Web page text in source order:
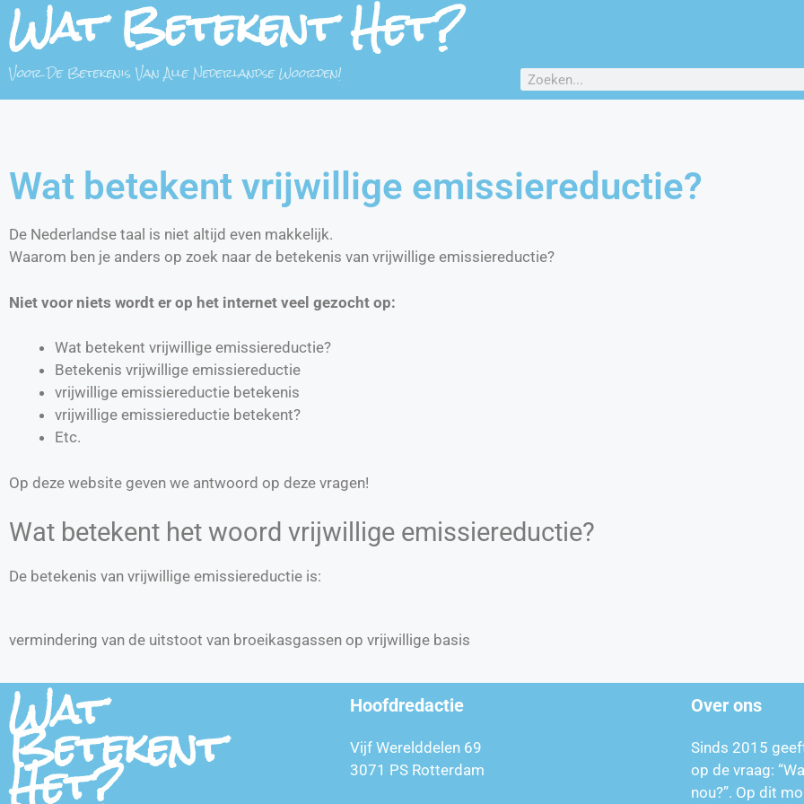
Wat Betekent Het?
Voor De Betekenis Van Alle Nederlandse Woorden!
Wat betekent vrijwillige emissiereductie?
De Nederlandse taal is niet altijd even makkelijk.
Waarom ben je anders op zoek naar de betekenis van vrijwillige emissiereductie?
Niet voor niets wordt er op het internet veel gezocht op:
Wat betekent vrijwillige emissiereductie?
Betekenis vrijwillige emissiereductie
vrijwillige emissiereductie betekenis
vrijwillige emissiereductie betekent?
Etc.
Op deze website geven we antwoord op deze vragen!
Wat betekent het woord vrijwillige emissiereductie?
De betekenis van vrijwillige emissiereductie is:
vermindering van de uitstoot van broeikasgassen op vrijwillige basis
Wat
Betekent
Het?
Hoofdredactie
Vijf Werelddelen 69
3071 PS Rotterdam
Over ons
Sinds 2015
op de vraag:
nou?”. Op dit